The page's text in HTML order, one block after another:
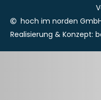
hoch im norden
Realisierung & Konzept: